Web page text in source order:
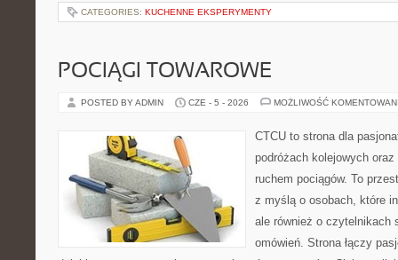
CATEGORIES: KUCHENNE EKSPERYMENTY
POCIĄGI TOWAROWE
POSTED BY ADMIN CZE - 5 - 2026 MOŻLIWOŚĆ
CTCU to strona dla
podróżach kolejowych
ruchem pociągów. To
z myślą o osobach, które
ale również o czytelnikach
omówień. Strona łączy